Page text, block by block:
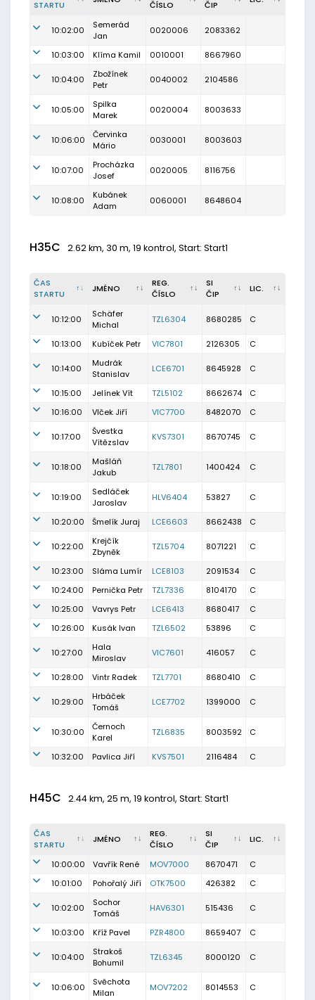
STARTU ČÍSLO ČIP
10:02:00
Semerád
Jan
0020006 2083362
10:03:00 Klíma Kamil 0010001 8667960
10:04:00
Zbožínek
Petr
0040002 2104586
10:05:00
Spilka
Marek
0020004 8003633
10:06:00
Červinka
Mário
0030001 8003603
10:07:00
Procházka
Josef
0020005 8116756
10:08:00
Kubánek
Adam
0060001 8648604
H35C 2.62 km, 30 m, 19 kontrol, Start: Start1
ČAS
STARTU
JMÉNO
REG.
ČÍSLO
SI
ČIP
LIC.
10:12:00
Schäfer
Michal
TZL6304 8680285 C
10:13:00 Kubíček Petr VIC7801 2126305 C
10:14:00
Mudrák
Stanislav
LCE6701 8645928 C
10:15:00 Jelínek Vít TZL5102 8662674
C
10:16:00
Vlček Jiří VIC7700 8482070 C
10:17:00
Švestka
Vítězslav
KVS7301 8670745 C
10:18:00
Mašláň
Jakub
TZL7801 1400424 C
10:19:00
Sedláček
Jaroslav
HLV6404 53827 C
10:20:00 Šmelík Juraj LCE6603 8662438 C
10:22:00
Krejčík
Zbyněk
TZL5704 8071221 C
10:23:00 Sláma Lumír LCE8103 2091534
C
10:24:00
Pernička Petr TZL7336 8104170
C
10:25:00
Vavrys Petr LCE6413 8680417
C
10:26:00
Kusák Ivan TZL6502 53896 C
10:27:00
Hala
Miroslav
VIC7601 416057 C
10:28:00 Vintr Radek TZL7701 8680410 C
10:29:00
Hrbáček
Tomáš
LCE7702 1399000 C
10:30:00
Černoch
Karel
TZL6835 8003592 C
10:32:00 Pavlica Jiří KVS7501 2116484 C
H45C 2.44 km, 25 m, 19 kontrol, Start: Start1
ČAS
STARTU
JMÉNO
REG.
ČÍSLO
SI
ČIP
LIC.
10:00:00 Vavřík René MOV7000 8670471
C
10:01:00
Pohořalý Jiří OTK7500 426382 C
10:02:00
Sochor
Tomáš
HAV6301 515436 C
10:03:00 Kříž Pavel PZR4800 8659407 C
10:04:00
Strakoš
Bohumil
TZL6345 8000120 C
10:06:00
Svěchota
Milan
MOV7202 8014553 C